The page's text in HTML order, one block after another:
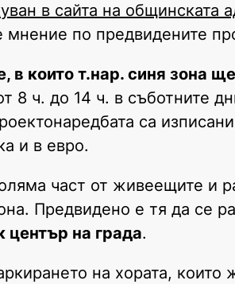
в сайта на общинската
по предвидените
в които т.нар. синя зона
8 ч. до 14 ч. в съботните
са
и в евро.
част от живеещите и
Предвидено е тя да се
център на града.
на хората, които